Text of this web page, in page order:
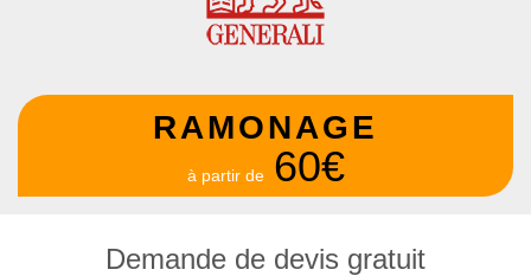
RAMONAGE
à partir de 60€
Demande de devis gratuit